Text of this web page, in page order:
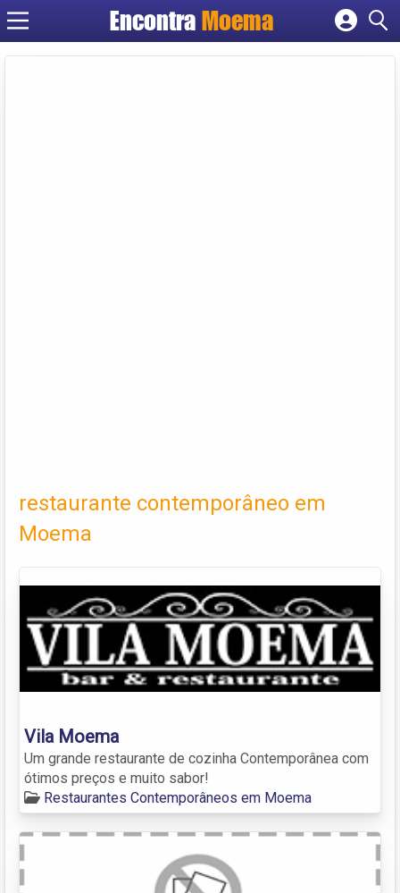
Encontra Moema
restaurante contemporâneo em
Moema
Vila Moema
Um grande restaurante de cozinha Contemporânea com
ótimos preços e muito sabor!
Restaurantes Contemporâneos em Moema